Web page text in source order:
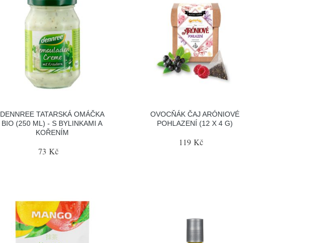
DENNREE TATARSKÁ OMÁČKA
BIO (250 ML) - S BYLINKAMI A
KOŘENÍM
73 Kč
OVOCŇÁK ČAJ ARÓNIOVÉ
POHLAZENÍ (12 X 4 G)
119 Kč